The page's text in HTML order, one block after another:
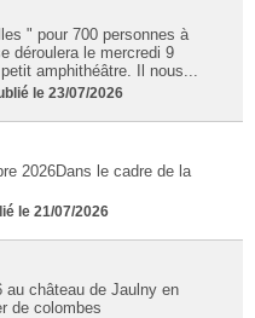
" pour 700 personnes à
déroulera le mercredi 9
amphithéâtre. Il nous...
le 23/07/2026
2026Dans le cadre de la
le 21/07/2026
au château de Jaulny en
de colombes